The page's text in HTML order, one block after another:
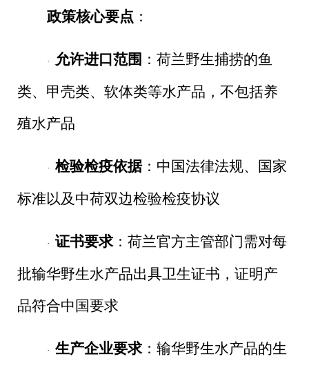
政策核心要点 ：
· 允许进口范围 ：荷兰野生捕捞的鱼
类、甲壳类、软体类等水产品，不包括养
殖水产品
· 检验检疫依据：中国法律法规、国家
标准以及中荷双边检验检疫协议
· 证书要求：荷兰官方主管部门需对每
批输华野生水产品出具卫生证书，证明产
品符合中国要求
· 生产企业要求：输华野生水产品的生